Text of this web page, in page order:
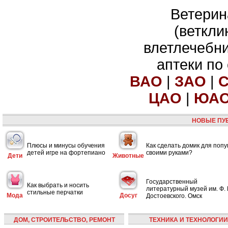
аптеки
ВАО | ЗАО |
ЦАО |
НОВЫЕ
Дети
Плюсы и минусы обучения
детей игре на фортепиано
Животные
Как сделать домик для
своими руками?
Мода
Как выбрать и носить
стильные перчатки
Досуг
Государственный
литературный музей им. Ф.
Достоевского. Омск
ДОМ, СТРОИТЕЛЬСТВО, РЕМОНТ ТЕХНИКА И ТЕХНОЛОГИИ